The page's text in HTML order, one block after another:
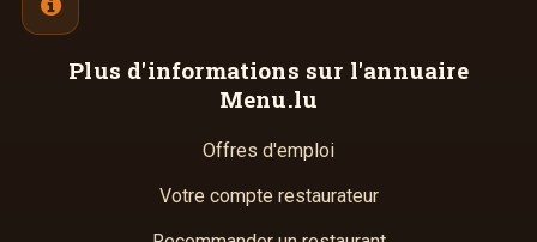
Plus d'informations sur l'annuaire
Menu.lu
Offres d'emploi
Votre compte restaurateur